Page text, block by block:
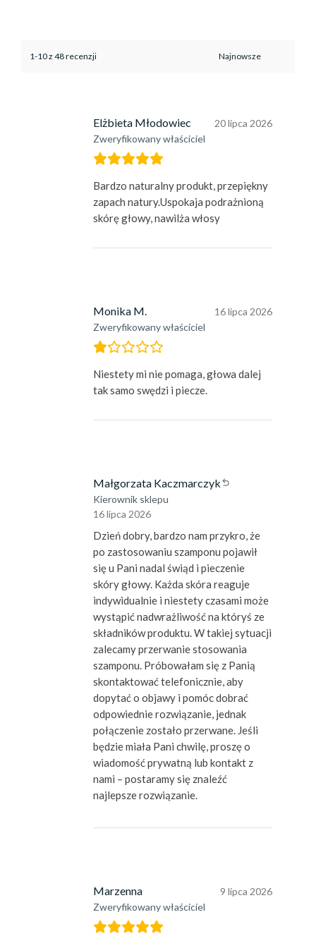
1-10 z 48 recenzji
Elżbieta Młodowiec
Zweryfikowany właściciel
20 lipca 2026
Bardzo naturalny produkt, przepiękny
zapach natury.Uspokaja podrażnioną
skórę głowy, nawilża włosy
Monika M.
Zweryfikowany właściciel
16 lipca 2026
Niestety mi nie pomaga, głowa dalej
tak samo swędzi i piecze.
Małgorzata Kaczmarczyk
Kierownik sklepu
16 lipca 2026
Dzień dobry, bardzo nam przykro, że
po zastosowaniu szamponu pojawił
się u Pani nadal świąd i pieczenie
skóry głowy. Każda skóra reaguje
indywidualnie i niestety czasami może
wystąpić nadwrażliwość na któryś ze
składników produktu. W takiej sytuacji
zalecamy przerwanie stosowania
szamponu. Próbowałam się z Panią
skontaktować telefonicznie, aby
dopytać o objawy i pomóc dobrać
odpowiednie rozwiązanie, jednak
połączenie zostało przerwane. Jeśli
będzie miała Pani chwilę, proszę o
wiadomość prywatną lub kontakt z
nami – postaramy się znaleźć
najlepsze rozwiązanie.
Marzenna
Zweryfikowany właściciel
9 lipca 2026